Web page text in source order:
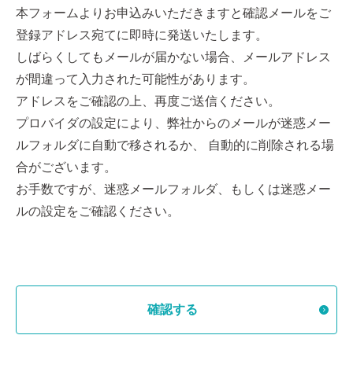
これ以外の目的で利用したり、第三者に提供もしくは預託
することはありません。
登録者ご本人から登録情報の開示請求があった場合には、
文書にてご本人確認をさせていただいた後、速やかに開示
します。
個人情報の相談等については、以下の個人情報問い合わせ
窓口までお申し出ください。
お問い合わせは
コマニー株式会社 総務部 法務課
TEL:0761-21-1144
月～金曜日（祝日を除く）9:00～17:00
本フォームよりお申込みいただきますと確認メールをご
登録アドレス宛てに即時に発送いたします。
しばらくしてもメールが届かない場合、メールアドレス
が間違って入力された可能性があります。
アドレスをご確認の上、再度ご送信ください。
プロバイダの設定により、弊社からのメールが迷惑メー
ルフォルダに自動で移されるか、 自動的に削除される場
合がございます。
お手数ですが、迷惑メールフォルダ、もしくは迷惑メー
ルの設定をご確認ください。
確認する